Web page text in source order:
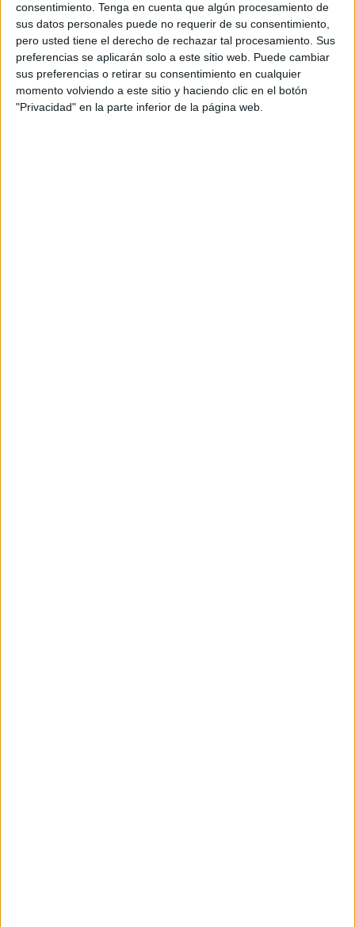
consentimiento. Tenga en cuenta que algún procesamiento de
sus datos personales puede no requerir de su consentimiento,
pero usted tiene el derecho de rechazar tal procesamiento. Sus
preferencias se aplicarán solo a este sitio web. Puede cambiar
sus preferencias o retirar su consentimiento en cualquier
momento volviendo a este sitio y haciendo clic en el botón
"Privacidad" en la parte inferior de la página web.